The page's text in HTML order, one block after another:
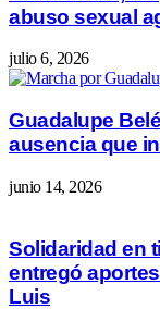
abuso sexual
julio 6, 2026
Guadalupe
ausencia que
junio 14, 2026
Solidaridad en
entregó
Luis